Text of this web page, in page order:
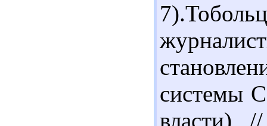
системы
власти)